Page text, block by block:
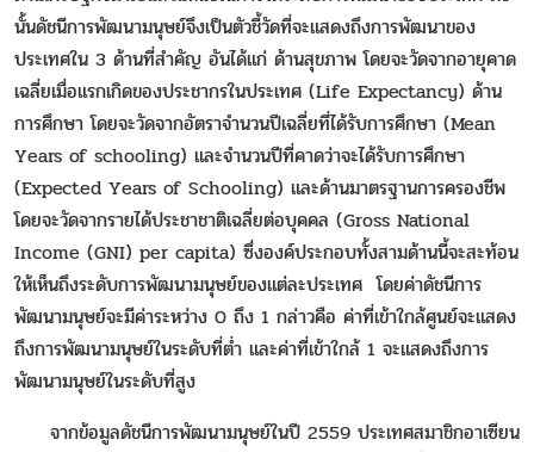
นั้นดัชนีการพัฒนามนุษย์จึงเป็นตัวชี้วัดที่จะแสดงถึงการพัฒนาของ
ประเทศใน 3 ด้านที่สำคัญ อันได้แก่ ด้านสุขภาพ โดยจะวัดจากอายุคาด
เฉลี่ยเมื่อแรกเกิดของประชากรในประเทศ (Life Expectancy) ด้าน
การศึกษา โดยจะวัดจากอัตราจำนวนปีเฉลี่ยที่ได้รับการศึกษา (Mean
Years of schooling) และจำนวนปีที่คาดว่าจะได้รับการศึกษา
(Expected Years of Schooling) และด้านมาตรฐานการครองชีพ
โดยจะวัดจากรายได้ประชาชาติเฉลี่ยต่อบุคคล (Gross National
Income (GNI) per capita) ซึ่งองค์ประกอบทั้งสามด้านนี้จะสะท้อน
ให้เห็นถึงระดับการพัฒนามนุษย์ของแต่ละประเทศ โดยค่าดัชนีการ
พัฒนามนุษย์จะมีค่าระหว่าง 0 ถึง 1 กล่าวคือ ค่าที่เข้าใกล้ศูนย์จะแสดง
ถึงการพัฒนามนุษย์ในระดับที่ต่ำ และค่าที่เข้าใกล้ 1 จะแสดงถึงการ
พัฒนามนุษย์ในระดับที่สูง
จากข้อมูลดัชนีการพัฒนามนุษย์ในปี 2559 ประเทศสมาชิกอาเซียน